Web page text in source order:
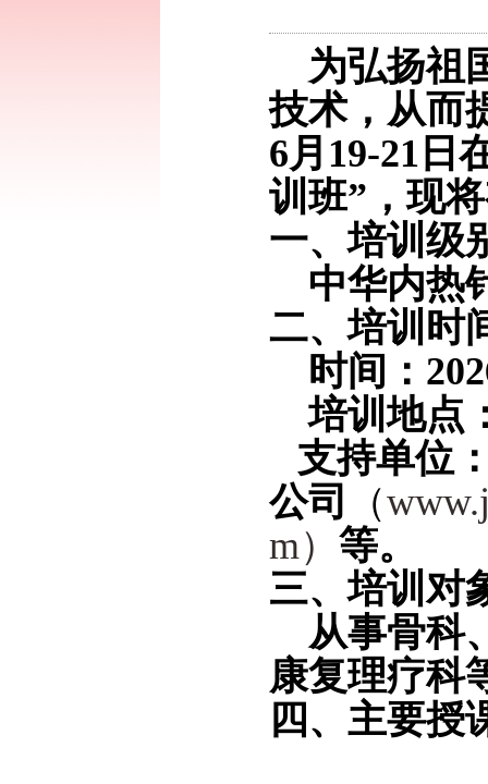
为弘扬祖
技术，从而
6月 19-21 日
训班”，现
一、培训 级
中华内热
二、培训时
时间： 20
培训地点
支持单位
公司
（
m） 等。
三、培训对
从事骨科
康复理疗科
四、 主要授